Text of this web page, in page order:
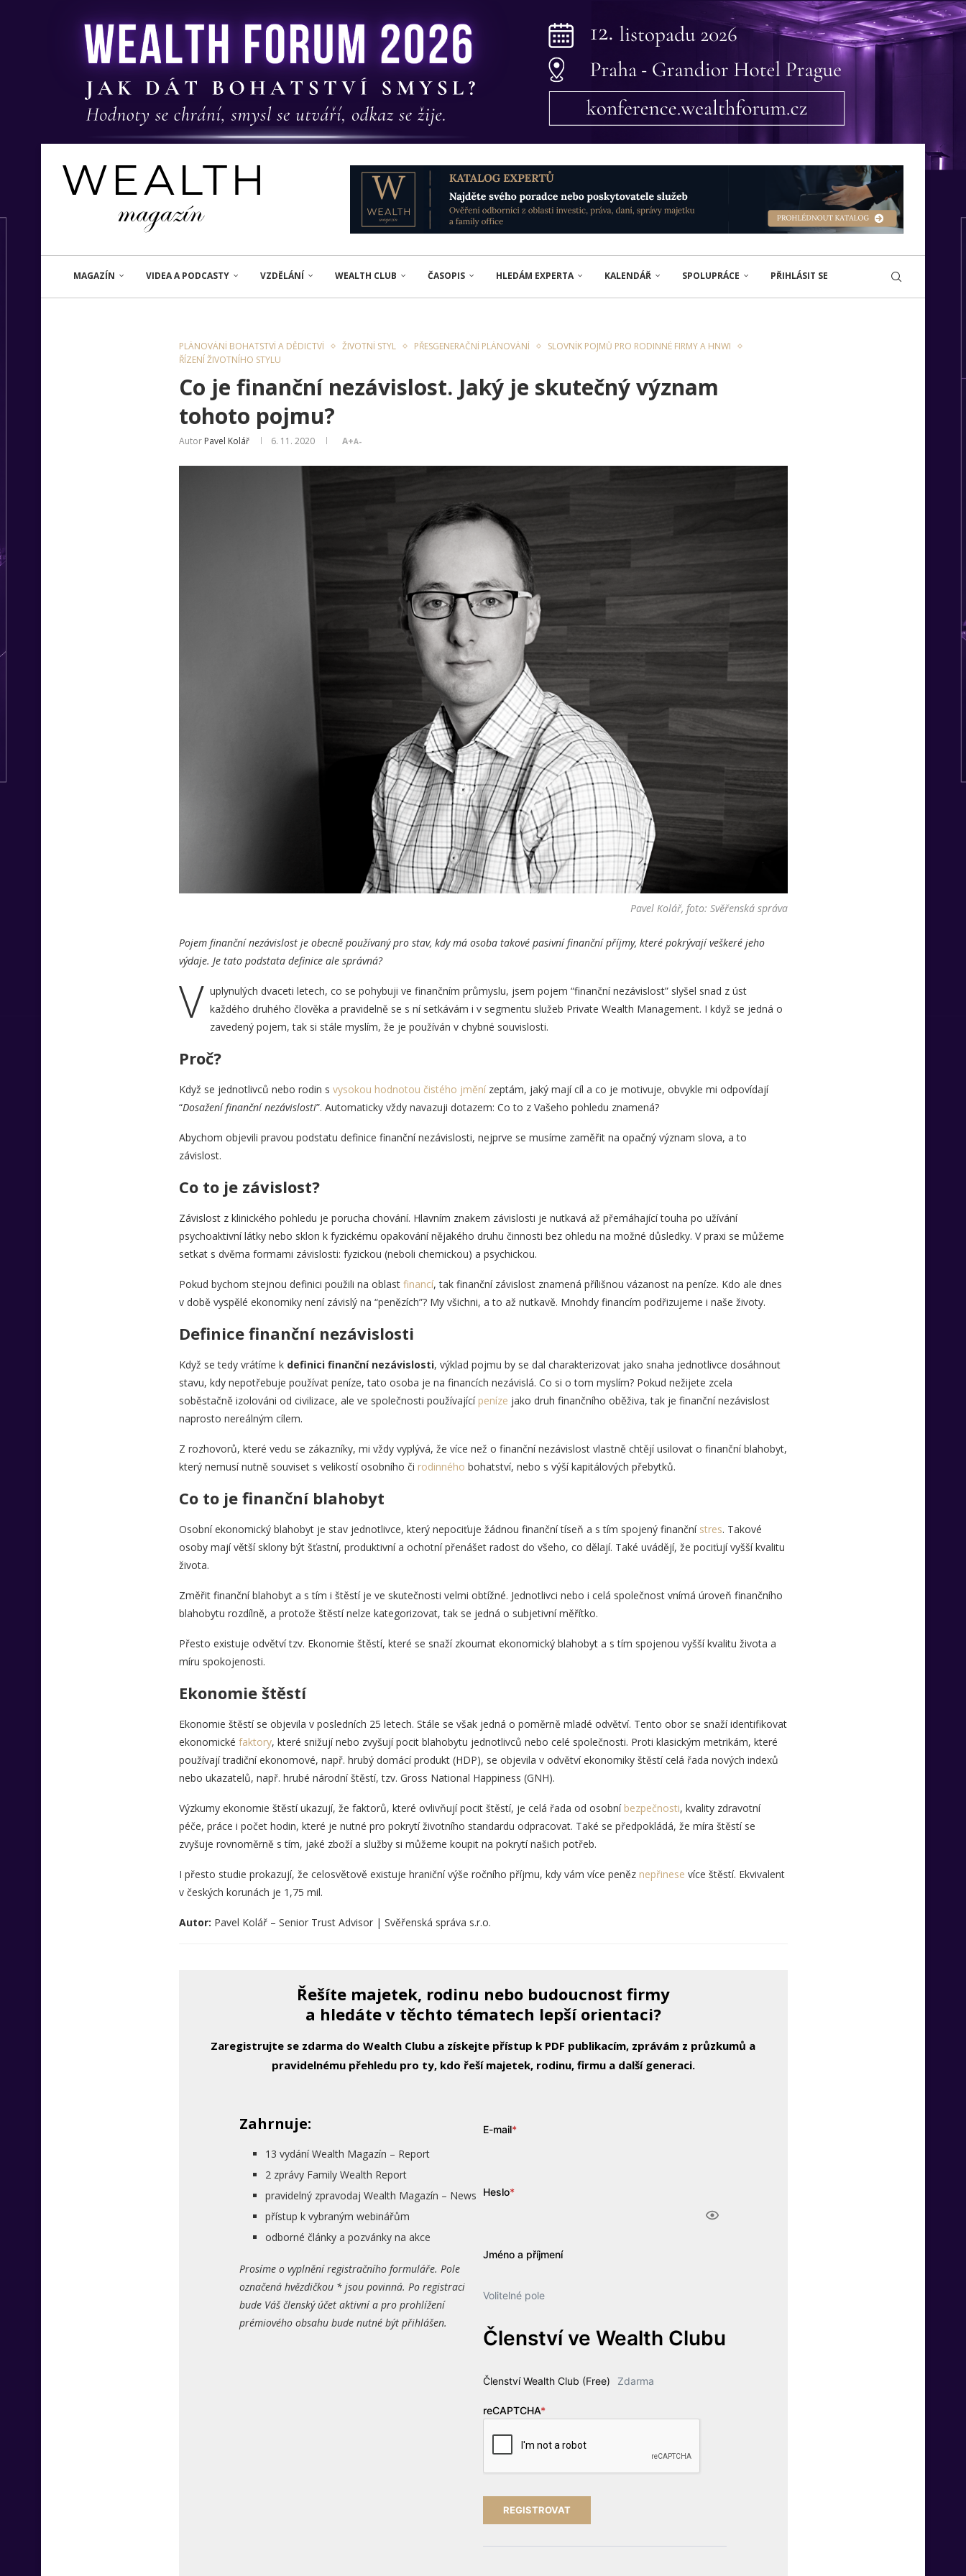
MAGAZÍN VIDEA A PODCASTY VZDĚLÁNÍ WEALTH CLUB ČASOPIS HLEDÁM EXPERTA KALENDÁŘ SPOLUPRÁCE PŘIHLÁSIT SE
PLÁNOVÁNÍ BOHATSTVÍ A DĚDICTVÍ ŽIVOTNÍ STYL PŘESGENERAČNÍ PLÁNOVÁNÍ
SLOVNÍK POJMŮ PRO RODINNÉ FIRMY A HNWI
ŘÍZENÍ ŽIVOTNÍHO STYLU
Co je finanční nezávislost. Jaký je skutečný význam
tohoto pojmu?
Autor Pavel Kolář 6. 11. 2020 A+A-
Pavel Kolář, foto: Svěřenská správa
Pojem finanční nezávislost je obecně používaný pro stav, kdy má osoba takové pasivní finanční příjmy, které pokrývají veškeré jeho
výdaje. Je tato podstata definice ale správná?
V uplynulých dvaceti letech, co se pohybuji ve finančním průmyslu, jsem pojem “finanční nezávislost” slyšel snad z úst
každého druhého člověka a pravidelně se s ní setkávám i v segmentu služeb Private Wealth Management. I když se jedná o
zavedený pojem, tak si stále myslím, že je používán v chybné souvislosti.
Proč?
Když se jednotlivců nebo rodin s vysokou hodnotou čistého jmění zeptám, jaký mají cíl a co je motivuje, obvykle mi odpovídají
“Dosažení finanční nezávislosti”. Automaticky vždy navazuji dotazem: Co to z Vašeho pohledu znamená?
Abychom objevili pravou podstatu definice finanční nezávislosti, nejprve se musíme zaměřit na opačný význam slova, a to
závislost.
Co to je závislost?
Závislost z klinického pohledu je porucha chování. Hlavním znakem závislosti je nutkavá až přemáhající touha po užívání
psychoaktivní látky nebo sklon k fyzickému opakování nějakého druhu činnosti bez ohledu na možné důsledky. V praxi se můžeme
setkat s dvěma formami závislosti: fyzickou (neboli chemickou) a psychickou.
Pokud bychom stejnou definici použili na oblast financí, tak finanční závislost znamená přílišnou vázanost na peníze. Kdo ale dnes
v době vyspělé ekonomiky není závislý na “penězích”? My všichni, a to až nutkavě. Mnohdy financím podřizujeme i naše životy.
Definice finanční nezávislosti
Když se tedy vrátíme kdefinici finanční nezávislosti, výklad pojmu by se dal charakterizovat jako snaha jednotlivce dosáhnout
stavu, kdy nepotřebuje používat peníze, tato osoba je na financích nezávislá. Co si o tom myslím? Pokud nežijete zcela
soběstačně izolováni od civilizace, ale ve společnosti používající peníze jako druh finančního oběživa, tak je finanční nezávislost
naprosto nereálným cílem.
Z rozhovorů, které vedu se zákazníky, mi vždy vyplývá, že více než o finanční nezávislost vlastně chtějí usilovat o finanční blahobyt,
který nemusí nutně souviset s velikostí osobního či rodinného bohatství, nebo s výší kapitálových přebytků.
Co to je finanční blahobyt
Osobní ekonomický blahobyt je stav jednotlivce, který nepociťuje žádnou finanční tíseň a s tím spojený finanční stres. Takové
osoby mají větší sklony být šťastní, produktivní a ochotní přenášet radost do všeho, co dělají. Také uvádějí, že pociťují vyšší kvalitu
života.
Změřit finanční blahobyt a s tím i štěstí je ve skutečnosti velmi obtížné. Jednotlivci nebo i celá společnost vnímá úroveň finančního
blahobytu rozdílně, a protože štěstí nelze kategorizovat, tak se jedná o subjetivní měřítko.
Přesto existuje odvětví tzv. Ekonomie štěstí, které se snaží zkoumat ekonomický blahobyt a s tím spojenou vyšší kvalitu života a
míru spokojenosti.
Ekonomie štěstí
Ekonomie štěstí se objevila v posledních 25 letech. Stále se však jedná o poměrně mladé odvětví. Tento obor se snaží identifikovat
ekonomické faktory, které snižují nebo zvyšují pocit blahobytu jednotlivců nebo celé společnosti. Proti klasickým metrikám, které
používají tradiční ekonomové, např. hrubý domácí produkt (HDP), se objevila v odvětví ekonomiky štěstí celá řada nových indexů
nebo ukazatelů, např. hrubé národní štěstí, tzv. Gross National Happiness (GNH).
Výzkumy ekonomie štěstí ukazují, že faktorů, které ovlivňují pocit štěstí, je celá řada od osobní bezpečnosti, kvality zdravotní
péče, práce i počet hodin, které je nutné pro pokrytí životního standardu odpracovat. Také se předpokládá, že míra štěstí se
zvyšuje rovnoměrně s tím, jaké zboží a služby si můžeme koupit na pokrytí našich potřeb.
I přesto studie prokazují, že celosvětově existuje hraniční výše ročního příjmu, kdy vám více peněz nepřinese více štěstí. Ekvivalent
v českých korunách je 1,75 mil.
Autor: Pavel Kolář – Senior Trust Advisor | Svěřenská správa s.r.o.
Řešíte majetek, rodinu nebo budoucnost firmy
a hledáte v těchto tématech lepší orientaci?
Zaregistrujte se zdarma do Wealth Clubu a získejte přístup k PDF publikacím, zprávám z průzkumů a
pravidelnému přehledu pro ty, kdo řeší majetek, rodinu, firmu a další generaci.
Zahrnuje:
13 vydání Wealth Magazín – Report
2 zprávy Family Wealth Report
pravidelný zpravodaj Wealth Magazín – News
přístup k vybraným webinářům
odborné články a pozvánky na akce
Prosíme o vyplnění registračního formuláře. Pole
označená hvězdičkou * jsou povinná. Po registraci
bude Váš členský účet aktivní a pro prohlížení
prémiového obsahu bude nutné být přihlášen.
E-mail*
Heslo*
Jméno a příjmení
Volitelné pole
Členství ve Wealth Clubu
Členství Wealth Club (Free) Zdarma
reCAPTCHA*